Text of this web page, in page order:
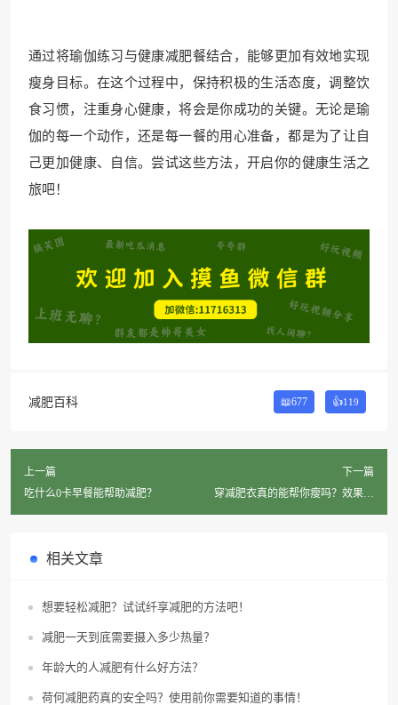
通过将瑜伽练习与健康减肥餐结合，能够更加有效地实现
瘦身目标。在这个过程中，保持积极的生活态度，调整饮
食习惯，注重身心健康，将会是你成功的关键。无论是瑜
伽的每一个动作，还是每一餐的用心准备，都是为了让自
己更加健康、自信。尝试这些方法，开启你的健康生活之
旅吧！
减肥百科 📖677 👍119
上一篇
吃什么0卡早餐能帮助减肥？
下一篇
穿减肥衣真的能帮你瘦吗？效果如
相关文章
想要轻松减肥？试试纤享减肥的方法吧！
减肥一天到底需要摄入多少热量？
年龄大的人减肥有什么好方法？
荷何减肥药真的安全吗？使用前你需要知道的事情！